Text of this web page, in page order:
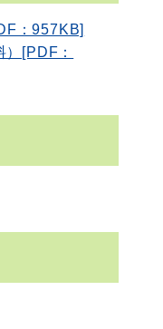
：957KB]
[PDF：